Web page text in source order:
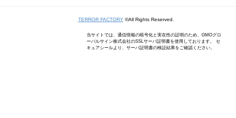
TERROR FACTORY©All Rights Reserved.
当サイトでは、通信情報の暗号化と実在性の証明のため、GMOグロ
ーバルサイン株式会社のSSLサーバ証明書を使用しております。 セ
キュアシールより、サーバ証明書の検証結果をご確認ください。